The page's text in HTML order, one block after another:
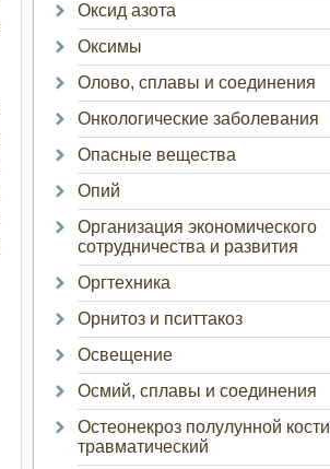
Оксид азота
Оксимы
Олово, сплавы и соединения
Онкологические заболевания
Опасные вещества
Опий
Организация экономического
сотрудничества и развития
Оргтехника
Орнитоз и пситтакоз
Освещение
Осмий, сплавы и соединения
Остеонекроз полулунной кости
травматический